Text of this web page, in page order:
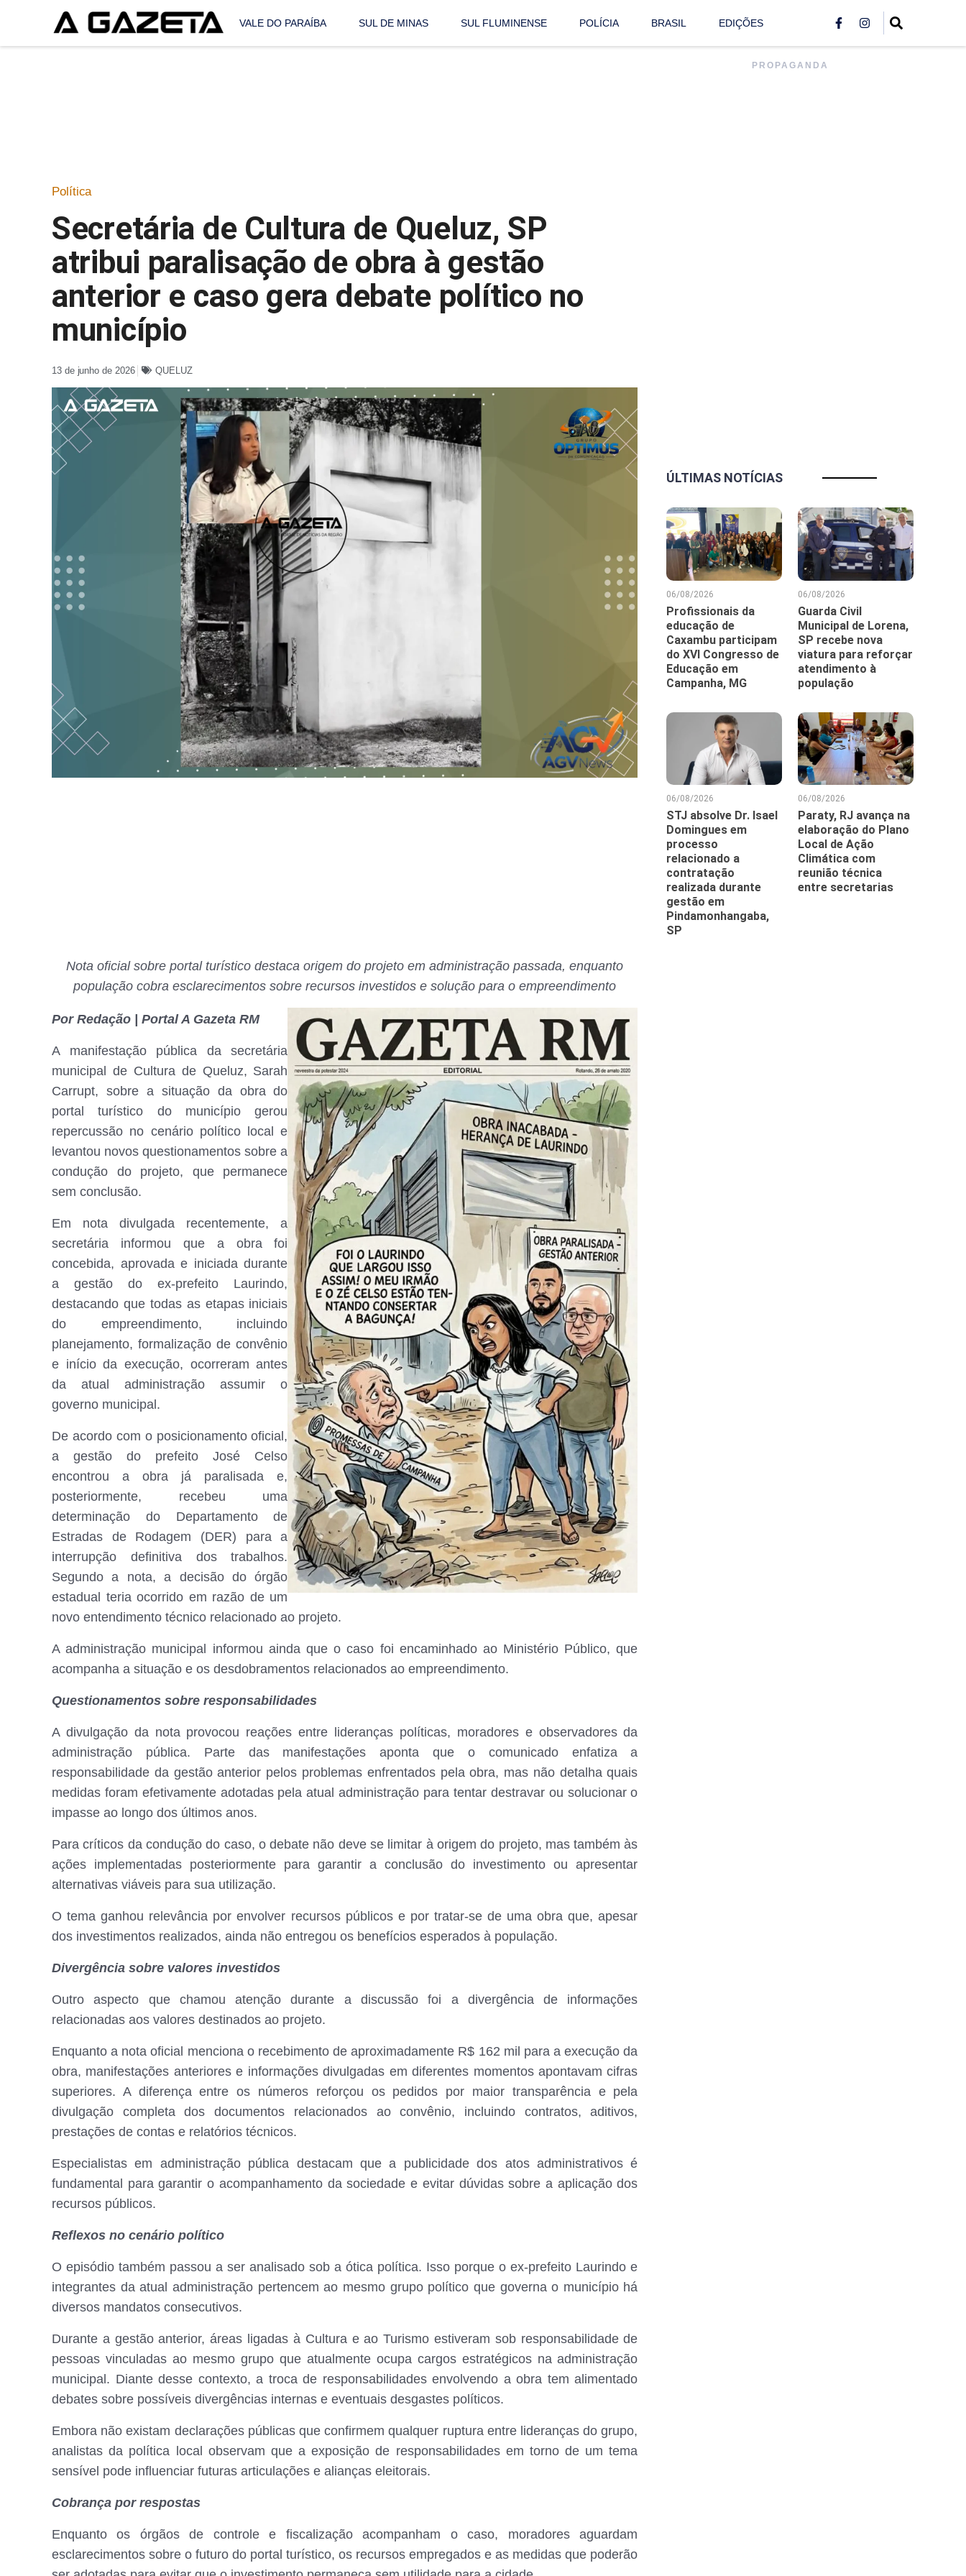
VALE DO PARAÍBA SUL DE MINAS SUL FLUMINENSE POLÍCIA BRASIL EDIÇÕES
Política
Secretária de Cultura de Queluz, SP
atribui paralisação de obra à gestão
anterior e caso gera debate político no
município
13 de junho de 2026 QUELUZ
Nota oficial sobre portal turístico destaca origem do projeto em administração passada, enquanto
população cobra esclarecimentos sobre recursos investidos e solução para o empreendimento
Por Redação | Portal A Gazeta RM
A manifestação pública da secretária
municipal de Cultura de Queluz, Sarah
Carrupt, sobre a situação da obra do
portal turístico do município gerou
repercussão no cenário político local e
levantou novos questionamentos sobre a
condução do projeto, que permanece
sem conclusão.
Em nota divulgada recentemente, a
secretária informou que a obra foi
concebida, aprovada e iniciada durante
a gestão do ex-prefeito Laurindo,
destacando que todas as etapas iniciais
do empreendimento, incluindo
planejamento, formalização de convênio
e início da execução, ocorreram antes
da atual administração assumir o
governo municipal.
De acordo com o posicionamento oficial,
a gestão do prefeito José Celso
encontrou a obra já paralisada e,
posteriormente, recebeu uma
determinação do Departamento de
Estradas de Rodagem (DER) para a
interrupção definitiva dos trabalhos.
Segundo a nota, a decisão do órgão
estadual teria ocorrido em razão de um
novo entendimento técnico relacionado ao projeto.
A administração municipal informou ainda que o caso foi encaminhado ao Ministério Público, que
acompanha a situação e os desdobramentos relacionados ao empreendimento.
Questionamentos sobre responsabilidades
A divulgação da nota provocou reações entre lideranças políticas, moradores e observadores da
administração pública. Parte das manifestações aponta que o comunicado enfatiza a
responsabilidade da gestão anterior pelos problemas enfrentados pela obra, mas não detalha quais
medidas foram efetivamente adotadas pela atual administração para tentar destravar ou solucionar o
impasse ao longo dos últimos anos.
Para críticos da condução do caso, o debate não deve se limitar à origem do projeto, mas também às
ações implementadas posteriormente para garantir a conclusão do investimento ou apresentar
alternativas viáveis para sua utilização.
O tema ganhou relevância por envolver recursos públicos e por tratar-se de uma obra que, apesar
dos investimentos realizados, ainda não entregou os benefícios esperados à população.
Divergência sobre valores investidos
Outro aspecto que chamou atenção durante a discussão foi a divergência de informações
relacionadas aos valores destinados ao projeto.
Enquanto a nota oficial menciona o recebimento de aproximadamente R$ 162 mil para a execução da
obra, manifestações anteriores e informações divulgadas em diferentes momentos apontavam cifras
superiores. A diferença entre os números reforçou os pedidos por maior transparência e pela
divulgação completa dos documentos relacionados ao convênio, incluindo contratos, aditivos,
prestações de contas e relatórios técnicos.
Especialistas em administração pública destacam que a publicidade dos atos administrativos é
fundamental para garantir o acompanhamento da sociedade e evitar dúvidas sobre a aplicação dos
recursos públicos.
Reflexos no cenário político
O episódio também passou a ser analisado sob a ótica política. Isso porque o ex-prefeito Laurindo e
integrantes da atual administração pertencem ao mesmo grupo político que governa o município há
diversos mandatos consecutivos.
Durante a gestão anterior, áreas ligadas à Cultura e ao Turismo estiveram sob responsabilidade de
pessoas vinculadas ao mesmo grupo que atualmente ocupa cargos estratégicos na administração
municipal. Diante desse contexto, a troca de responsabilidades envolvendo a obra tem alimentado
debates sobre possíveis divergências internas e eventuais desgastes políticos.
Embora não existam declarações públicas que confirmem qualquer ruptura entre lideranças do grupo,
analistas da política local observam que a exposição de responsabilidades em torno de um tema
sensível pode influenciar futuras articulações e alianças eleitorais.
Cobrança por respostas
Enquanto os órgãos de controle e fiscalização acompanham o caso, moradores aguardam
esclarecimentos sobre o futuro do portal turístico, os recursos empregados e as medidas que poderão
PROPAGANDA
ÚLTIMAS NOTÍCIAS
06/08/2026
Profissionais da
educação de
Caxambu participam
do XVI Congresso de
Educação em
Campanha, MG
06/08/2026
Guarda Civil
Municipal de Lorena,
SP recebe nova
viatura para reforçar
atendimento à
população
06/08/2026
STJ absolve Dr. Isael
Domingues em
processo
relacionado a
contratação
realizada durante
gestão em
Pindamonhangaba,
SP
06/08/2026
Paraty, RJ avança na
elaboração do Plano
Local de Ação
Climática com
reunião técnica
entre secretarias